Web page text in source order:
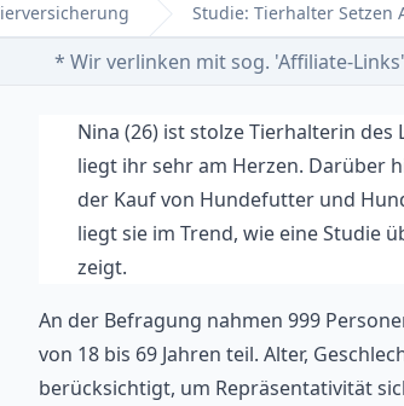
Tierversicherung Studie: Tierhalter
* Wir verlinken mit sog. 'Affiliate-
Nina (26) ist stolze Tierhalterin
liegt ihr sehr am Herzen. Darüber
der Kauf von Hundefutter und
liegt sie im Trend, wie eine Studie
zeigt.
An der Befragung nahmen 999
von 18 bis 69 Jahren teil. Alter,
berücksichtigt, um Repräsentativität